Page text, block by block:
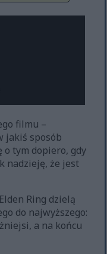
filmu –
jakiś sposób
o tym dopiero, gdy
nadzieję, że jest
Ring dzielą
do najwyższego:
a na końcu